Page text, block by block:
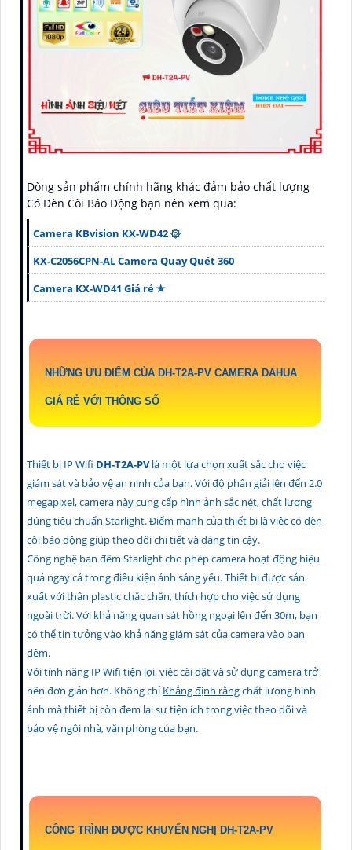
Dòng sản phẩm chính hãng khác đảm bảo chất lượng
Có Ðèn Còi Báo Động bạn nên xem qua:
Camera KBvision KX-WD42 ۞
KX-C2056CPN-AL Camera Quay Quét 360
Camera KX-WD41 Giá rẻ ✮
NHỮNG ƯU ĐIỂM CỦA DH-T2A-PV CAMERA DAHUA
GIÁ RẺ VỚI THÔNG SỐ
Thiết bị IP Wifi DH-T2A-PVlà một lựa chọn xuất sắc cho việc
giám sát và bảo vệ an ninh của bạn. Với độ phân giải lên đến 2.0
megapixel, camera này cung cấp hình ảnh sắc nét, chất lượng
đúng tiêu chuẩn Starlight. Điểm mạnh của thiết bị là việc có đèn
còi báo động giúp theo dõi chi tiết và đáng tin cậy.
Công nghệ ban đêm Starlight cho phép camera hoạt động hiệu
quả ngay cả trong điều kiện ánh sáng yếu. Thiết bị được sản
xuất với thân plastic chắc chắn, thích hợp cho việc sử dụng
ngoài trời. Với khả năng quan sát hồng ngoại lên đến 30m, bạn
có thể tin tưởng vào khả năng giám sát của camera vào ban
đêm.
Với tính năng IP Wifi tiện lợi, việc cài đặt và sử dụng camera trở
nên đơn giản hơn. Không chỉ Khẳng định rằngchất lượng hình
ảnh mà thiết bị còn đem lại sự tiện ích trong việc theo dõi và
bảo vệ ngôi nhà, văn phòng của bạn.
CÔNG TRÌNH ĐƯỢC KHUYẾN NGHỊ DH-T2A-PV